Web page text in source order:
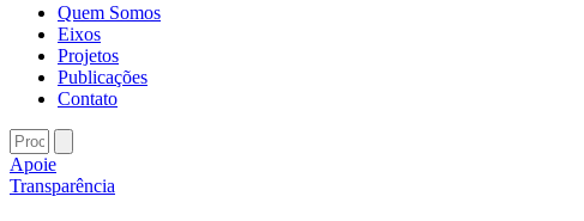
Quem Somos
Eixos
Projetos
Publicações
Contato
Apoie
Transparência